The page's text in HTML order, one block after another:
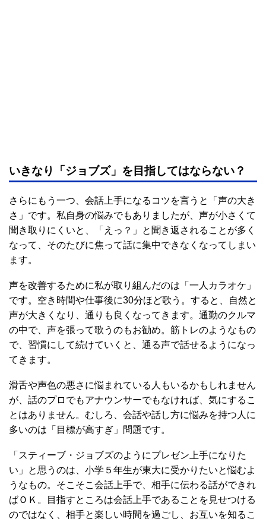
いきなり「ジョブズ」を目指してはならない？
さらにもう一つ、会話上手になるコツを言うと「声の大き
さ」です。私自身の悩みでもありましたが、声が小さくて
聞き取りにくいと、「えっ？」と聞き返されることが多く
なって、そのたびに焦って話に集中できなくなってしまい
ます。
声を改善するために私が取り組んだのは「一人カラオケ」
です。空き時間や仕事後に30分ほど歌う。すると、自然と
声が大きくなり、通りも良くなってきます。通勤のクルマ
の中で、声を張って歌うのもお勧め。筋トレのようなもの
で、習慣にして続けていくと、通る声で話せるようになっ
てきます。
滑舌や声色の悪さに悩まれている人もいるかもしれません
が、話のプロでもアナウンサーでもなければ、気にするこ
とはありません。むしろ、会話や話し方に悩みを持つ人に
多いのは「目標が高すぎ」問題です。
「スティーブ・ジョブズのようにプレゼン上手になりた
い」と思うのは、小学５年生が東大に受かりたいと悩むよ
うなもの。そこそこ会話上手で、相手に伝わる話ができれ
ばＯＫ。目指すところは会話上手であることを見せつける
のではなく、相手と楽しい時間を過ごし、お互いを知るこ